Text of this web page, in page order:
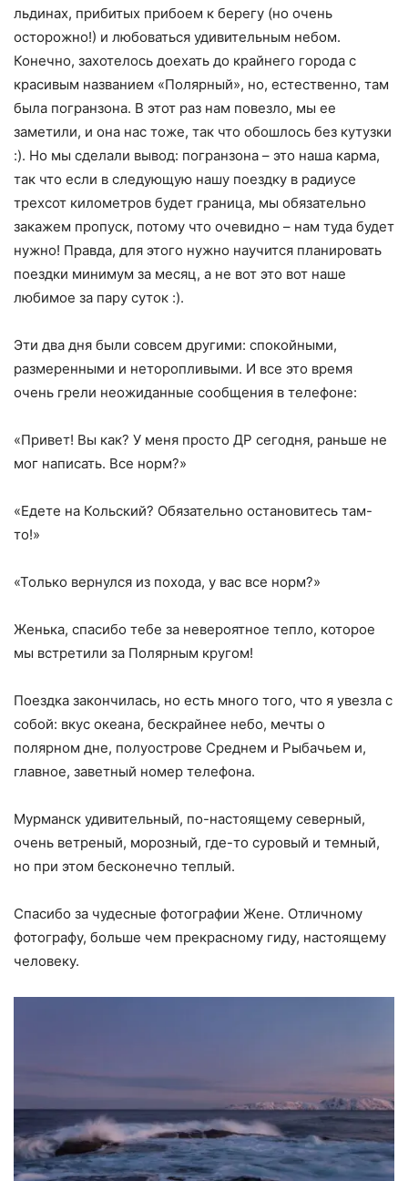
льдинах, прибитых прибоем к берегу (но очень
осторожно!) и любоваться удивительным небом.
Конечно, захотелось доехать до крайнего города с
красивым названием «Полярный», но, естественно, там
была погранзона. В этот раз нам повезло, мы ее
заметили, и она нас тоже, так что обошлось без кутузки
:). Но мы сделали вывод: погранзона – это наша карма,
так что если в следующую нашу поездку в радиусе
трехсот километров будет граница, мы обязательно
закажем пропуск, потому что очевидно – нам туда будет
нужно! Правда, для этого нужно научится планировать
поездки минимум за месяц, а не вот это вот наше
любимое за пару суток :).
Эти два дня были совсем другими: спокойными,
размеренными и неторопливыми. И все это время
очень грели неожиданные сообщения в телефоне:
«Привет! Вы как? У меня просто ДР сегодня, раньше не
мог написать. Все норм?»
«Едете на Кольский? Обязательно остановитесь там-
то!»
«Только вернулся из похода, у вас все норм?»
Женька, спасибо тебе за невероятное тепло, которое
мы встретили за Полярным кругом!
Поездка закончилась, но есть много того, что я увезла с
собой: вкус океана, бескрайнее небо, мечты о
полярном дне, полуострове Среднем и Рыбачьем и,
главное, заветный номер телефона.
Мурманск удивительный, по-настоящему северный,
очень ветреный, морозный, где-то суровый и темный,
но при этом бесконечно теплый.
Спасибо за чудесные фотографии Жене. Отличному
фотографу, больше чем прекрасному гиду, настоящему
человеку.